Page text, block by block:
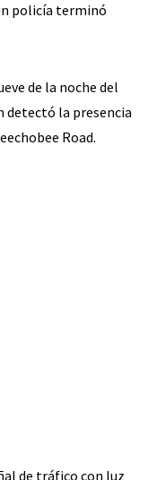
policía terminó
de la noche del
detectó la presencia
Road.
de tráfico con luz